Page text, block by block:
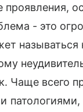
проявления,
- это
Чаще всего
патологиями,